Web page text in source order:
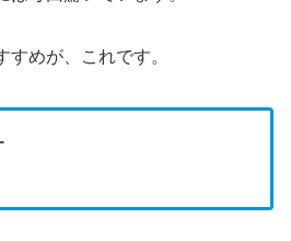
めが、これです。